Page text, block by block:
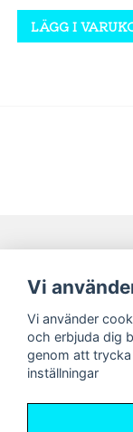
LÄGG I
Navigering
Nyheter!
Förbeställning
Sociala medier
Vi
Vi använder
och erbjuda dig
genom att trycka
inställningar